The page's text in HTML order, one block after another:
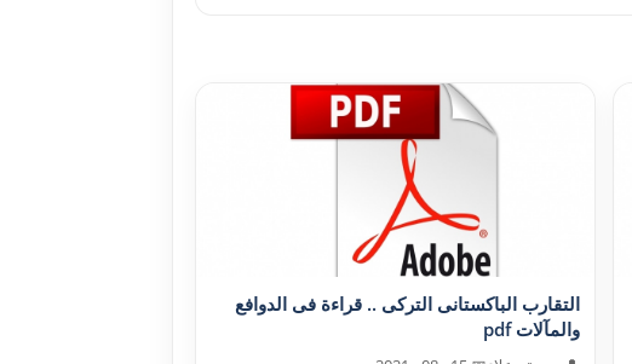
التقارب الباکستانى الترکى .. قراءة فى الدوافع
والمآلات pdf